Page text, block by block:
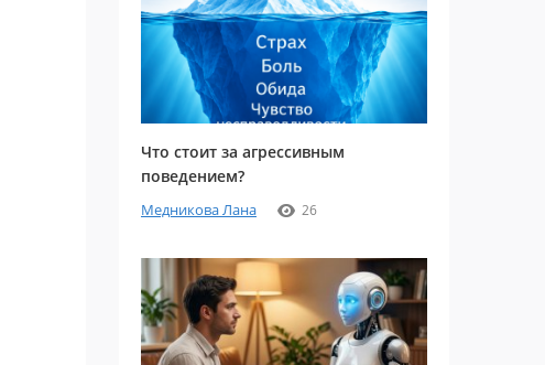
Что стоит за агрессивным
поведением?
Медникова Лана 26